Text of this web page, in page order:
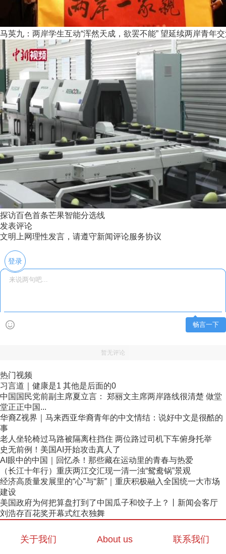
马英九：两岸学生互动“浑然天成，欲罢不能” 望延续两岸青年
探访百色首条芒果智能分选线
发表评论
文明上网理性发言，请遵守新闻评论服务协议
登录
畅言一下
暂无评论
热门视频
习言道｜健康是1 其他是后面的0
中国国民党前副主席夏立言： 郑丽文主席两岸路线很清楚 做堂
堂正正中国...
华裔Z视界｜马来西亚华裔青年的中文情结：说好中文是很酷的
事
老人坐轮椅过马路被隔离柱挡住 两位路过司机下车俯身托举
史无前例！美国AI开始攻击真人了
AI眼中的中国｜回忆杀！那些藏在运动里的青春与热爱
（长江十年行）重庆两江交汇现一清一浊“鸳鸯锅”景观
经济高质量发展里的“心”与“新”｜重庆积极融入全国统一大市场
建设
美国政府为何把算盘打到了中国瓜子和饺子上？丨新闻会客厅
刘浩存百花奖开幕式红衣独舞
关于我们 About us 联系我们